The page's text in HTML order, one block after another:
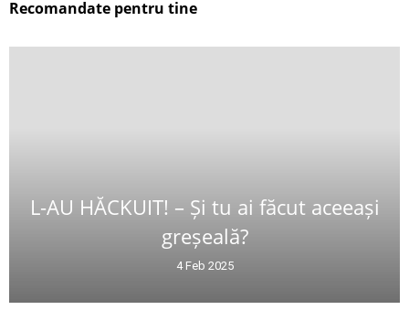
Recomandate pentru tine
L-AU HĂCKUIT! – Și tu ai făcut aceeași
greșeală?
4 Feb 2025